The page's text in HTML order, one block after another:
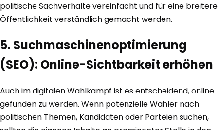
politische Sachverhalte vereinfacht und für eine breitere
Öffentlichkeit verständlich gemacht werden.
5. Suchmaschinenoptimierung
(SEO): Online-Sichtbarkeit erhöhen
Auch im digitalen Wahlkampf ist es entscheidend, online
gefunden zu werden. Wenn potenzielle Wähler nach
politischen Themen, Kandidaten oder Parteien suchen,